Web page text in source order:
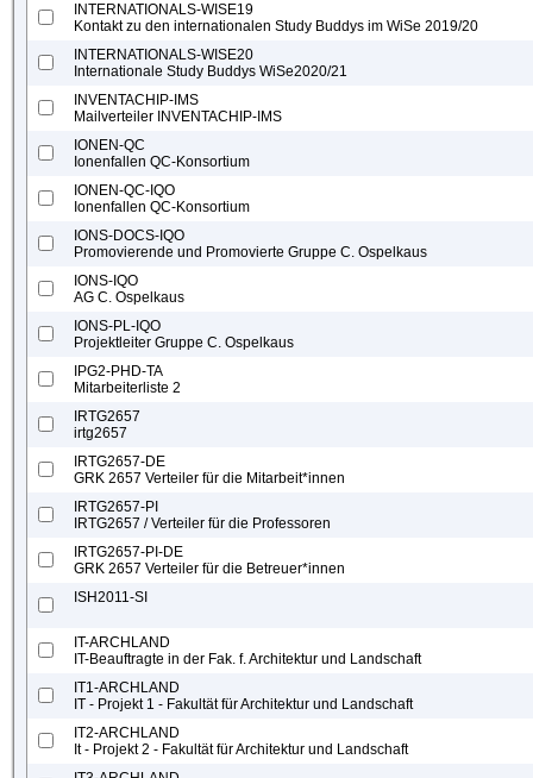
INTERNATIONALS-WISE19
Kontakt zu den internationalen Study Buddys im WiSe 2019/20
INTERNATIONALS-WISE20
Internationale Study Buddys WiSe2020/21
INVENTACHIP-IMS
Mailverteiler INVENTACHIP-IMS
IONEN-QC
Ionenfallen QC-Konsortium
IONEN-QC-IQO
Ionenfallen QC-Konsortium
IONS-DOCS-IQO
Promovierende und Promovierte Gruppe C. Ospelkaus
IONS-IQO
AG C. Ospelkaus
IONS-PL-IQO
Projektleiter Gruppe C. Ospelkaus
IPG2-PHD-TA
Mitarbeiterliste 2
IRTG2657
irtg2657
IRTG2657-DE
GRK 2657 Verteiler für die Mitarbeit*innen
IRTG2657-PI
IRTG2657 / Verteiler für die Professoren
IRTG2657-PI-DE
GRK 2657 Verteiler für die Betreuer*innen
ISH2011-SI
IT-ARCHLAND
IT-Beauftragte in der Fak. f. Architektur und Landschaft
IT1-ARCHLAND
IT - Projekt 1 - Fakultät für Architektur und Landschaft
IT2-ARCHLAND
It - Projekt 2 - Fakultät für Architektur und Landschaft